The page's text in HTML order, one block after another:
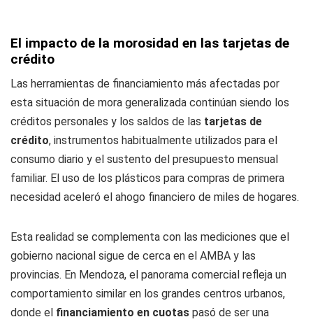
El impacto de la morosidad en las tarjetas de
crédito
Las herramientas de financiamiento más afectadas por
esta situación de mora generalizada continúan siendo los
créditos personales y los saldos de las tarjetas de
crédito, instrumentos habitualmente utilizados para el
consumo diario y el sustento del presupuesto mensual
familiar. El uso de los plásticos para compras de primera
necesidad aceleró el ahogo financiero de miles de hogares.
Esta realidad se complementa con las mediciones que el
gobierno nacional sigue de cerca en el AMBA y las
provincias. En Mendoza, el panorama comercial refleja un
comportamiento similar en los grandes centros urbanos,
donde el financiamiento en cuotas pasó de ser una